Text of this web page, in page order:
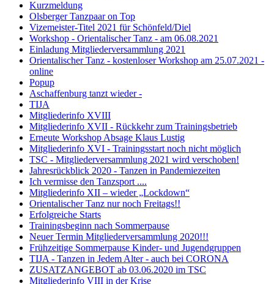
Kurzmeldung
Olsberger Tanzpaar on Top
Vizemeister-Titel 2021 für Schönfeld/Diel
Workshop - Orientalischer Tanz - am 06.08.2021
Einladung Mitgliederversammlung 2021
Orientalischer Tanz - kostenloser Workshop am 25.07.2021 -
online
Popup
Aschaffenburg tanzt wieder -
TIJA
Mitgliederinfo XVIII
Mitgliederinfo XVII - Rückkehr zum Trainingsbetrieb
Erneute Workshop Absage Klaus Lustig
Mitgliederinfo XVI - Trainingsstart noch nicht möglich
TSC - Mitgliederversammlung 2021 wird verschoben!
Jahresrückblick 2020 - Tanzen in Pandemiezeiten
Ich vermisse den Tanzsport ....
Mitgliederinfo XII – wieder „Lockdown“
Orientalischer Tanz nur noch Freitags!!
Erfolgreiche Starts
Trainingsbeginn nach Sommerpause
Neuer Termin Mitgliederversammlung 2020!!!
Frühzeitige Sommerpause Kinder- und Jugendgruppen
TIJA - Tanzen in Jedem Alter - auch bei CORONA
ZUSATZANGEBOT ab 03.06.2020 im TSC
Mitgliederinfo VIII in der Krise